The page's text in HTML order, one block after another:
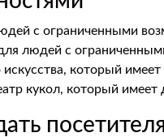
с ограниченными
людей с
искусства, который
кукол, который